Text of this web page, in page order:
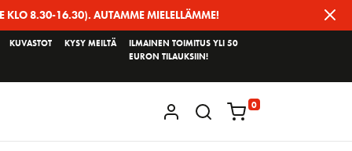
KLO 8.30-16.30). AUTAMME MIELELLÄMME!
KUVASTOT KYSY MEILTÄ
ILMAINEN TOIMITUS YLI 50
EURON TILAUKSIIN!
KIRJAUDU / REKISTERÖIDY
0